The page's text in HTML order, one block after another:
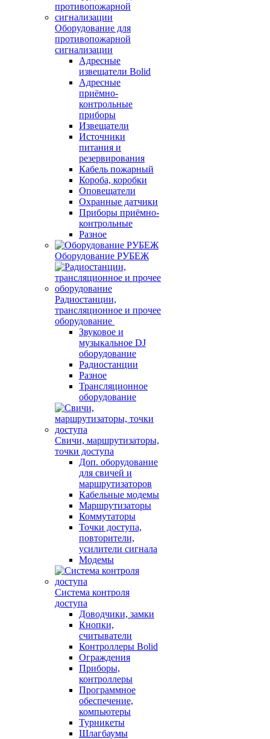
Оборудование для
противопожарной
сигнализации
Адресные
извещатели Bolid
Адресные
приёмно-
контрольные
приборы
Извещатели
Источники
питания и
резервирования
Кабель пожарный
Короба, коробки
Оповещатели
Охранные датчики
Приборы приёмно-
контрольные
Разное
Оборудование РУБЕЖ
Радиостанции,
трансляционное и прочее
оборудование
Звуковое и
музыкальное DJ
оборудование
Радиостанции
Разное
Трансляционное
оборудование
Свичи, маршрутизаторы,
точки доступа
Доп. оборудование
для свичей и
маршрутизаторов
Кабельные модемы
Маршрутизаторы
Коммутаторы
Точки доступа,
повторители,
усилители сигнала
Модемы
Система контроля
доступа
Доводчики, замки
Кнопки,
считыватели
Контроллеры Bolid
Ограждения
Приборы,
контроллеры
Программное
обеспечение,
компьютеры
Турникеты
Шлагбаумы